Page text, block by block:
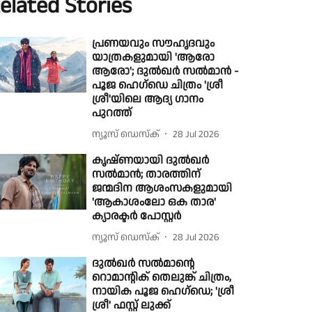
പ്രണയവും സൗഹൃദവും
യാത്രകളുമായി 'ആരോ
ആരോ'; ദുൽഖർ സൽമാൻ -
പൂജ ഹെഗ്ഡെ ചിത്രം 'ശ്രീ
ശ്രീ'യിലെ ആദ്യ ഗാനം
പുറത്ത്
ന്യൂസ് ഡെസ്ക് 28 Jul 2026
കൃഷ്ണയായി ദുൽഖർ
സൽമാൻ; താരത്തിന്
ജന്മദിന ആശംസകളുമായി
'ആകാശംലോ ഒക താര'
ക്യാരക്ടർ പോസ്റ്റർ
ന്യൂസ് ഡെസ്ക് 28 Jul 2026
ദുൽഖർ സൽമാന്റെ
റൊമാന്റിക് തെലുങ്ക് ചിത്രം,
നായിക പൂജ ഹെഗ്‌ഡെ; 'ശ്രീ
ശ്രീ' ഫസ്റ്റ് ലുക്ക്